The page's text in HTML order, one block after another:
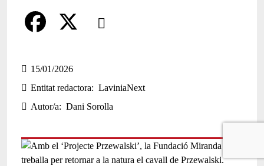
Comparteix
a
c
e
o
15/01/2026
Entitat redactora
LaviniaNext
Autor/a
Dani Sorolla